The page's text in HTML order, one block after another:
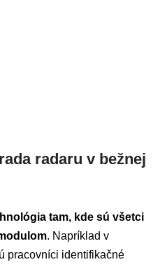
radaru v bežnej
tam, kde sú všetci
. Napríklad v
pracovníci identifikačné